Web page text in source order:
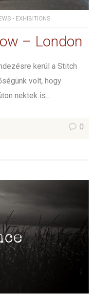
• EXHIBITIONS
– London
kerül a Stitch
volt, hogy
nektek is...
0